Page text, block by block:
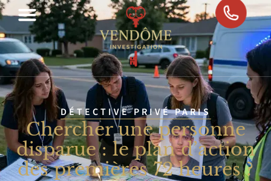
DÉTECTIVE PRIVÉ PARIS
Chercher une personne
disparue : le plan d’action
des premières 72 heures ?